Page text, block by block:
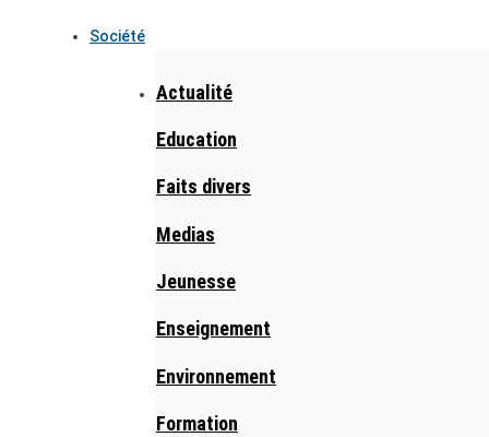
Société
Actualité
Education
Faits divers
Medias
Jeunesse
Enseignement
Environnement
Formation